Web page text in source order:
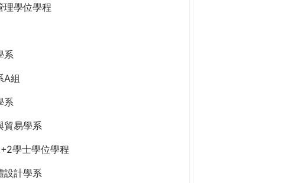
理學位學程
系
A組
系
貿易學系
學士學位學程
設計學系